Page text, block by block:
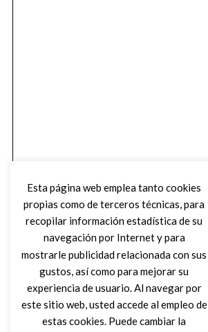
Esta página web emplea tanto cookies
propias como de terceros técnicas, para
recopilar información estadística de su
navegación por Internet y para
mostrarle publicidad relacionada con sus
gustos, así como para mejorar su
experiencia de usuario. Al navegar por
este sitio web, usted accede al empleo de
estas cookies. Puede cambiar la